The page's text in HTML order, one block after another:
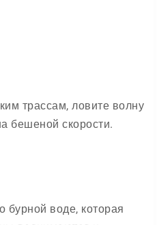
трассам, ловите волну
бешеной скорости.
бурной воде, которая